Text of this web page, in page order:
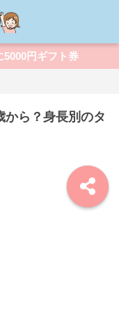
5000円ギフト券
から？身長別のタ